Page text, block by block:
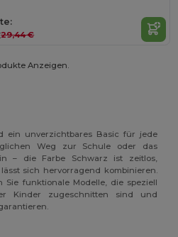
29,44 €
Anzeigen.
ein unverzichtbares Basic für jede
Weg zur Schule oder das
– die Farbe Schwarz ist zeitlos,
sich hervorragend kombinieren.
Sie funktionale Modelle, die speziell
Kinder zugeschnitten sind und